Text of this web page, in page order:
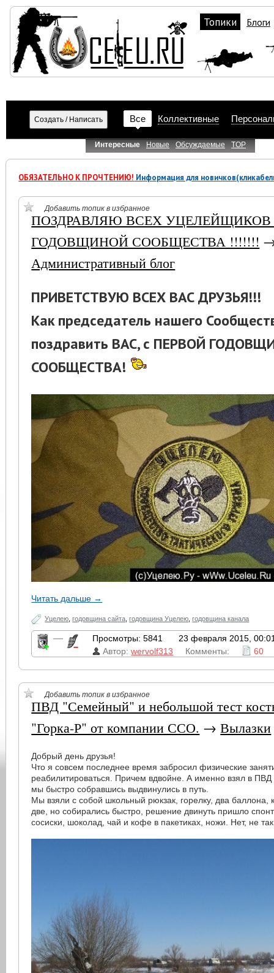
Топики Блоги
Все Коллективные
Интересные Новые Обсуждаемые TOP
ОБЯЗАТЕЛЬНО К ПРОЧТЕНИЮ! Информация для
Добавить топик в избранное
ПОЗДРАВЛЯЮ ВСЕХ УЦЕЛЕЙЩИКОВ
ГОДОВЩИНОЙ СООБЩЕСТВА !!!!!!!
Административный блог
ПРИВЕТСТВУЮ ВСЕХ ВАС ДРУЗЬЯ!!!
Как председатель нашего
поздравить ВАС, с ПЕРВОЙ
СООБЩЕСТВА!
Читать дальше →
Уцелею ,годовщина сайта ,годовщина Уцелею ,годовщина канала
— Просмотры: 5841
23 февраля 2015,
Автор:wervolf313 Комменты: 60
Добавить топик в избранное
ПВД "Семейный" и небольшой тест
"Горка-Р" от компании ССО. →Вылазки
Добрый день друзья!
Что я совсем последнее время забросил физические
реабилитироваться. Причем вдвойне. А именно взял в
мы быстро собравшись выдвинулись в путь.
Мы взяли с собой школьный рюкзак, горелку, два баллона,
две, но собирались быстро, решение двинуть пришло
сосиски, шоколад, чай и кофе в пакетиках, ножи. Нет, не